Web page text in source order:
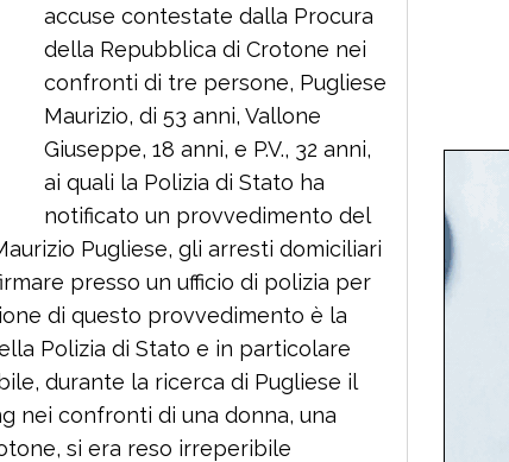
accuse contestate dalla Procura
della Repubblica di Crotone nei
confronti di tre persone, Pugliese
Maurizio, di 53 anni, Vallone
Giuseppe, 18 anni, e P.V., 32 anni,
ai quali la Polizia di Stato ha
notificato un provvedimento del
Pugliese, gli arresti domiciliari
presso un ufficio di polizia per
di questo provvedimento è la
Polizia di Stato e in particolare
durante la ricerca di Pugliese il
nei confronti di una donna, una
si era reso irreperibile